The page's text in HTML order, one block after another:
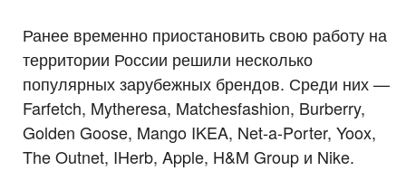
Ранее временно приостановить свою работу на
территории России решили несколько
популярных зарубежных брендов. Среди них —
Farfetch, Mytheresa, Matchesfashion, Burberry,
Golden Goose, Mango IKEA, Net-a-Porter, Yoox,
The Outnet, IHerb, Apple, H&M Group и Nike.